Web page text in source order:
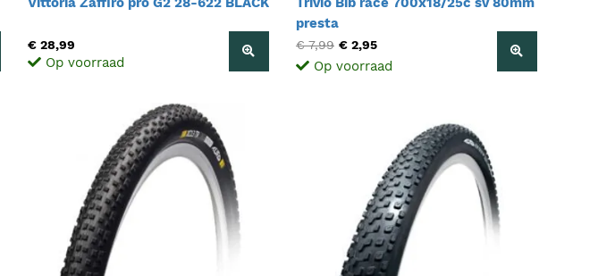
€ 28,99
Op voorraad
presta
€ 7,99 € 2,95
Op voorraad